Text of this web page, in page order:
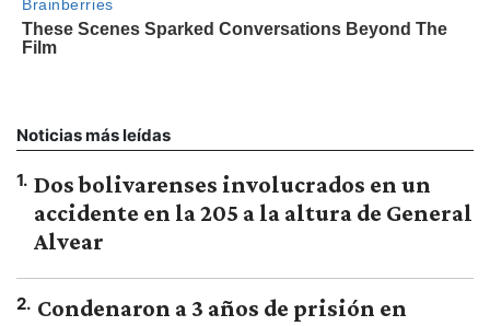
Noticias más leídas
1. Dos bolivarenses involucrados en un
accidente en la 205 a la altura de General
Alvear
2. Condenaron a 3 años de prisión en